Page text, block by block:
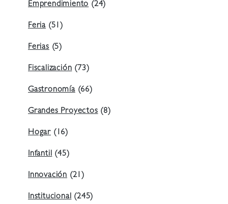
Emprendimiento(24)
Feria (51)
Ferias(5)
Fiscalización(73)
Gastronomía(66)
Grandes Proyectos(8)
Hogar (16)
Infantil(45)
Innovación (21)
Institucional(245)